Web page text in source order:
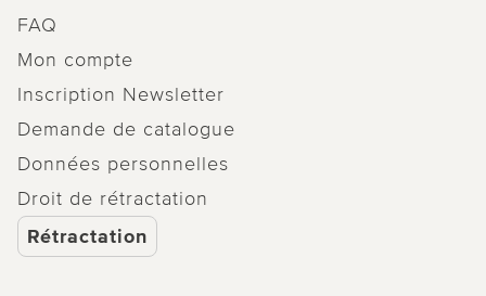
FAQ
Mon compte
Inscription Newsletter
Demande de catalogue
Données personnelles
Droit de rétractation
Rétractation